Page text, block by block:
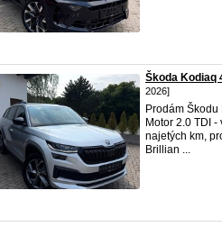
Škoda Kodiaq
2026]
Prodám
Motor 2.0 TDI
najetých km,
Brillian ...